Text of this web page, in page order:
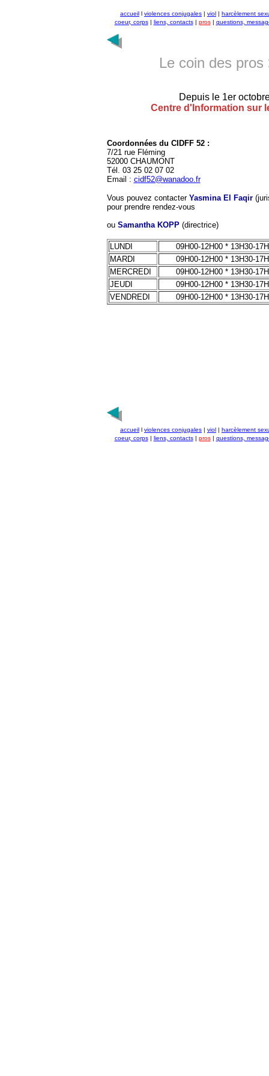
accueil l violences conjugales | viol | harcèlement
coeur, corps | liens, contacts| pros| questions,
Le coin des pros
Depuis le 1er
Centre d'Information sur
Coordonnées du CIDFF 52 :
7/21 rue Fléming
52000 CHAUMONT
Tél. 03 25 02 07 02
Email : cidf52@wanadoo.fr
Vous pouvez contacter Yasmina El Faqir
pour prendre rendez-vous
ou Samantha KOPP (directrice)
LUNDI
09H00-12H00 * 13H30-
MARDI
09H00-12H00 * 13H30-
MERCREDI
09H00-12H00 * 13H30-
JEUDI
09H00-12H00 * 13H30-
VENDREDI
09H00-12H00 * 13H30-
accueil l violences conjugales | viol | harcèlement
coeur, corps | liens, contacts| pros| questions,